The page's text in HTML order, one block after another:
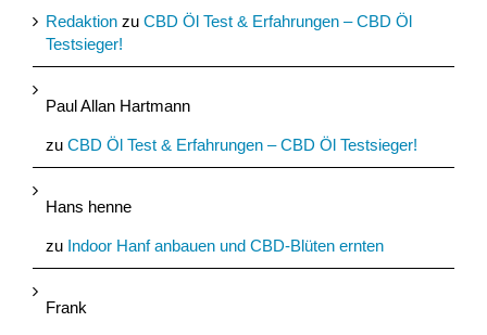
Redaktion zu CBD Öl Test & Erfahrungen – CBD Öl
Testsieger!
Paul Allan Hartmann
zu CBD Öl Test & Erfahrungen – CBD Öl Testsieger!
Hans henne
zu Indoor Hanf anbauen und CBD-Blüten ernten
Frank